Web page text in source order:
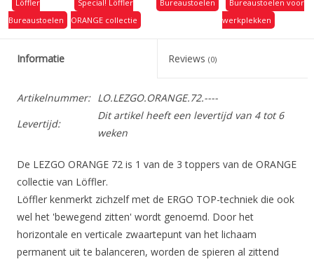
Löffler
Bureaustoelen
Special! Löffler
ORANGE collectie
Bureaustoelen
Bureaustoelen voor
werkplekken
Informatie Reviews (0)
Artikelnummer: LO.LEZGO.ORANGE.72.----
Levertijd:
Dit artikel heeft een levertijd van 4 tot 6
weken
De LEZGO ORANGE 72 is 1 van de 3 toppers van de ORANGE
collectie van Löffler.
Löffler kenmerkt zichzelf met de ERGO TOP-techniek die ook
wel het 'bewegend zitten' wordt genoemd. Door het
horizontale en verticale zwaartepunt van het lichaam
permanent uit te balanceren, worden de spieren al zittend